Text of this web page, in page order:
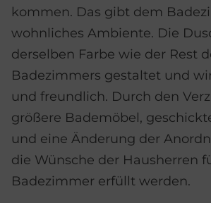
kommen. Das gibt dem
wohnliches Ambiente. Die
derselben Farbe wie der Rest
Badezimmers gestaltet und
und freundlich. Durch den
größere Bademöbel,
und eine Änderung der
die Wünsche der Hausherren
Badezimmer erfüllt werden.